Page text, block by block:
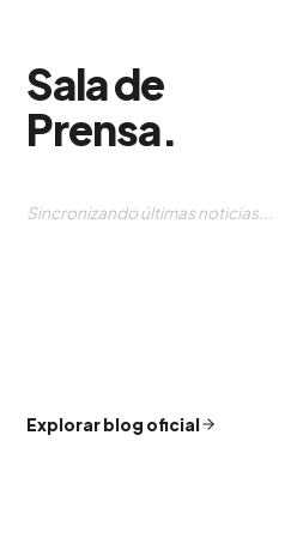
Sala de
Prensa.
Sincronizando últimas noticias...
Explorar blog oficial